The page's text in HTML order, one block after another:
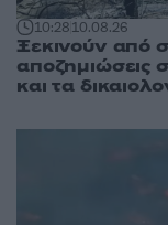
10:2810.08.26
Ξεκινούν από
αποζημιώσεις
και τα